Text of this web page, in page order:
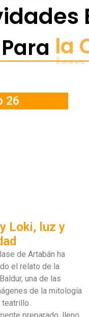
Para
los
26
Loki, luz y
de Artabán ha
el relato de la
una de las
de la mitología
teatrillo
preparado, lleno